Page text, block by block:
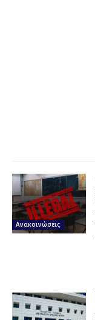
Ανακοινώσεις